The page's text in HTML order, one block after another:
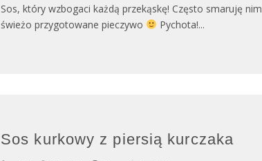
Sos, który wzbogaci każdą przekąskę! Często smaruję nim
świeżo przygotowane pieczywo
Pychota!...
Sos kurkowy z piersią kurczaka